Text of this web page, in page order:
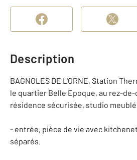
Description
BAGNOLES DE L'ORNE, Station
le quartier Belle Epoque, au rez-
résidence sécurisée, studio
- entrée, pièce de vie avec
séparés.